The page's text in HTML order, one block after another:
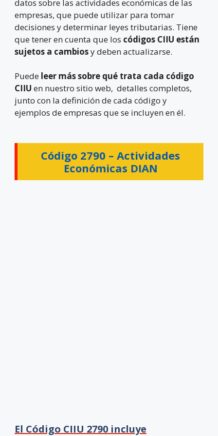
datos sobre las actividades económicas de las
empresas, que puede utilizar para tomar
decisiones y determinar leyes tributarias. Tiene
que tener en cuenta que los códigos CIIU están
sujetos a cambiosy deben actualizarse.
Puede leer más sobre qué trata cada código
CIIU en nuestro sitio web, detalles completos,
junto con la definición de cada código y
ejemplos de empresas que se incluyen en él.
Código 2790 – Actividades
Económicas DIAN
El Código CIIU 2790 incluye